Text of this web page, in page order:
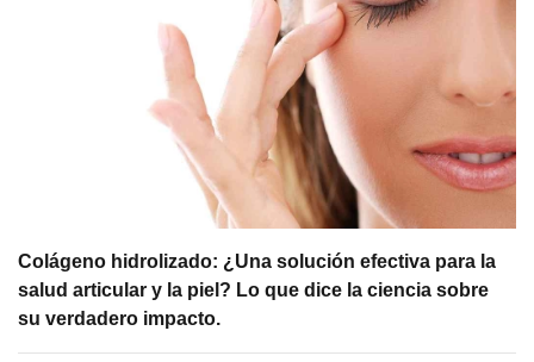
Colágeno hidrolizado: ¿Una solución efectiva para la
salud articular y la piel? Lo que dice la ciencia sobre
su verdadero impacto.